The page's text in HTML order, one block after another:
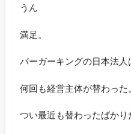
うん
満足。
バーガーキングの日本法人
何回も経営主体が替わった。
つい最近も替わったばかり